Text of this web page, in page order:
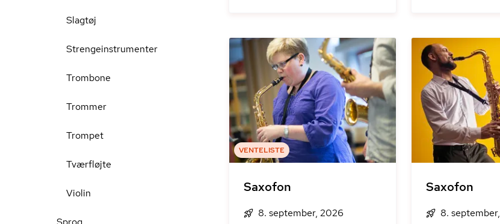
Slagtøj
Strengeinstrumenter
Trombone
Trommer
Trompet
Tværfløjte
Violin
VENTELISTE
Saxofon
8. september, 2026
Saxofon
8.